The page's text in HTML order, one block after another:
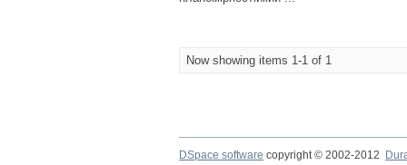
Now showing items 1-1 of 1
DSpace software copyright © 2002-2012